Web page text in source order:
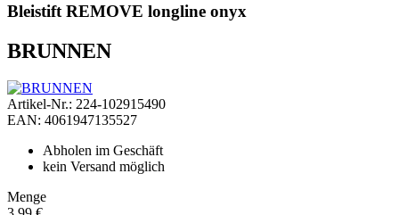
Bleistift REMOVE longline onyx
BRUNNEN
Artikel-Nr.: 224-102915490
EAN: 4061947135527
Abholen im Geschäft
kein Versand möglich
Menge